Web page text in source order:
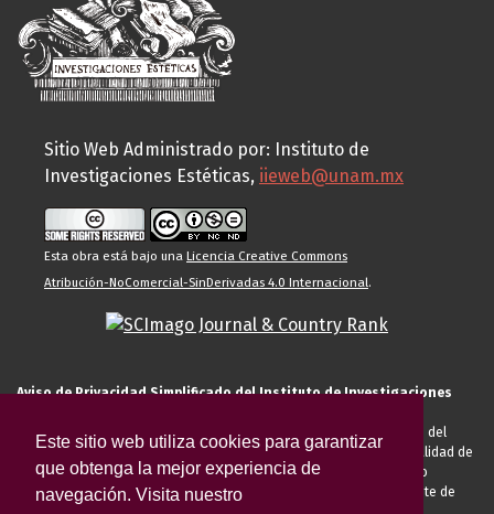
Este sitio web utiliza cookies para garantizar
que obtenga la mejor experiencia de
navegación. Visita nuestro
Sitio Web Administrado por: Instituto de
Investigaciones Estéticas, iieweb@unam.mx
Esta obra está bajo una Licencia Creative Commons
Atribución-NoComercial-SinDerivadas 4.0 Internacional.
Aviso de Privacidad Simplificado del Instituto de Investigaciones
El Instituto de Investigaciones Estéticas de la UNAM, es responsable del
tratamiento de sus datos personales para el registro de usted en calidad de
alumno, docente, personal de la entidad académica, conferencista o
invitado externo (nacional o extranjero), visitante, proveedor o cliente de